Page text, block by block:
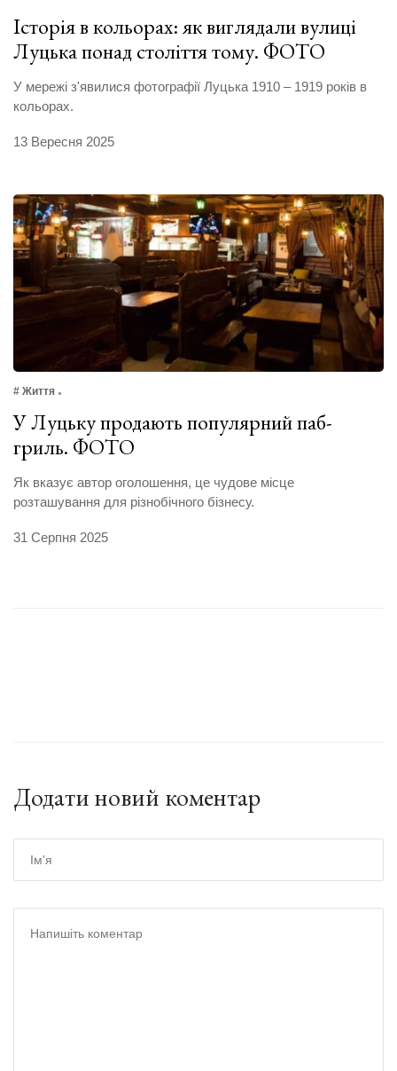
Історія в кольорах: як виглядали вулиці
Луцька понад століття тому. ФОТО
У мережі з'явилися фотографії Луцька 1910 – 1919 років в
кольорах.
13 Вересня 2025
# Життя
У Луцьку продають популярний паб-
гриль. ФОТО
Як вказує автор оголошення, це чудове місце
розташування для різнобічного бізнесу.
31 Серпня 2025
Додати новий коментар